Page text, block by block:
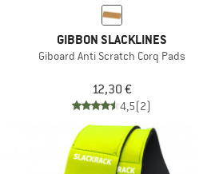
GIBBON SLACKLINES
Giboard Anti Scratch Corq Pads
12,30 €
4,5(2)